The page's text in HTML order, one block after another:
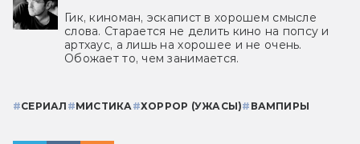
Гик, киноман, эскапист в хорошем смысле
слова. Старается не делить кино на попсу и
артхаус, а лишь на хорошее и не очень.
Обожает то, чем занимается.
#СЕРИАЛ #МИСТИКА #ХОРРОР (УЖАСЫ)# ВАМПИРЫ